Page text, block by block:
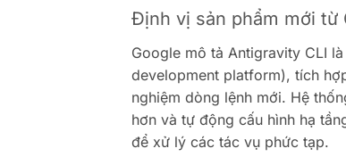
Định vị sản phẩm mới từ
Google mô tả Antigravity CLI
development platform), tích
nghiệm dòng lệnh mới. Hệ
hơn và tự động cấu hình hạ
để xử lý các tác vụ phức tạp.